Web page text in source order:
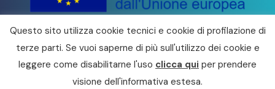
© 2022 Festival d’Europa 2022. Tutti i diritti
riservati – powered by Fondazione Sistema
Questo sito utilizza cookie tecnici e cookie di profilazione di
terze parti. Se vuoi saperne di più sull'utilizzo dei cookie e
leggere come disabilitarne l'uso clicca qui per prendere
visione dell'informativa estesa.